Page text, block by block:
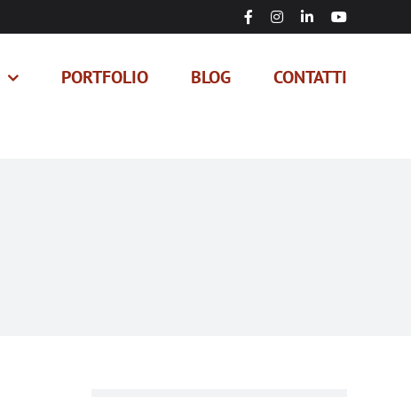
FacebookInstagram
LinkedInYouTube
PORTFOLIO BLOG CONTATTI